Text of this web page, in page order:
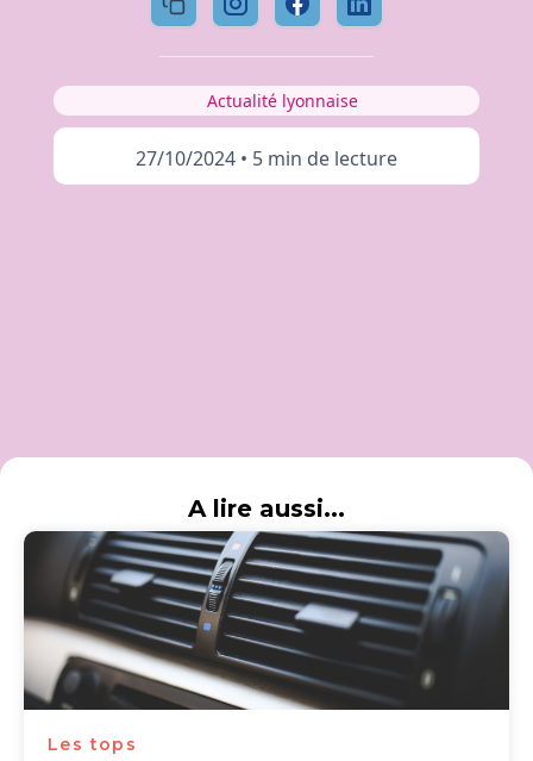
Actualité lyonnaise
27/10/2024 • 5 min de lecture
A lire aussi...
Les tops